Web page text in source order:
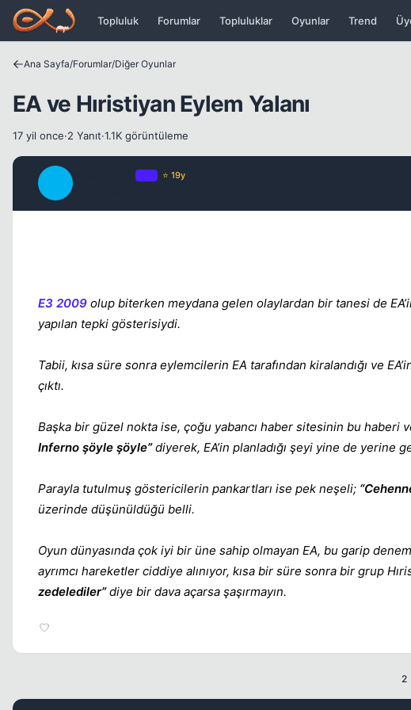
Icerige atla
Topluluk Forumlar Topluluklar Oyunlar Trend
Ana Sayfa/Forumlar/Diğer Oyunlar
EA ve Hıristiyan Eylem Yalanı
17 yil once·2 Yanıt·1.1K görüntüleme
💎
⭐ 19y
E3 2009 olup biterken meydana gelen olaylardan bir tanesi de
yapılan tepki gösterisiydi.
Tabii, kısa süre sonra eylemcilerin EA tarafından kiralandığı ve
çıktı.
Başka bir güzel nokta ise, çoğu yabancı haber sitesinin bu haberi
Inferno şöyle şöyle”diyerek, EA’in planladığı şeyi yine de yerine
Parayla tutulmuş göstericilerin pankartları ise pek neşeli;
üzerinde düşünüldüğü belli.
Oyun dünyasında çok iyi bir üne sahip olmayan EA, bu garip
ayrımcı hareketler ciddiye alınıyor, kısa bir süre sonra bir grup
zedelediler”diye bir dava açarsa şaşırmayın.
2